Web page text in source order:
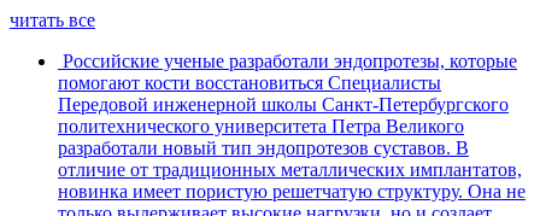
читать все
Российские ученые разработали эндопротезы, которые
помогают кости восстановиться Специалисты
Передовой инженерной школы Санкт-Петербургского
политехнического университета Петра Великого
разработали новый тип эндопротезов суставов. В
отличие от традиционных металлических имплантатов,
новинка имеет пористую решетчатую структуру. Она не